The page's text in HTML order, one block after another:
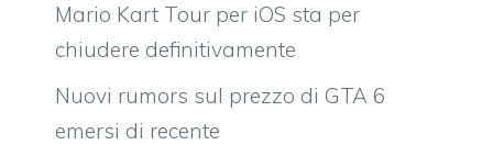
Mario Kart Tour per iOS sta per
chiudere definitivamente
Nuovi rumors sul prezzo di GTA 6
emersi di recente